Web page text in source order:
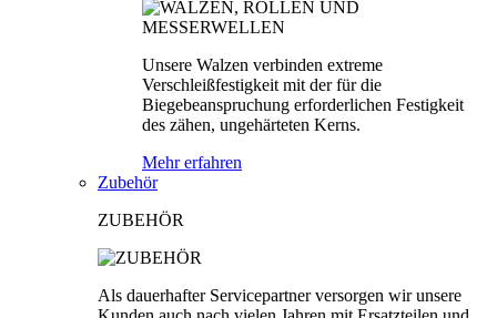
Unsere Walzen verbinden extreme
Verschleißfestigkeit mit der für die
Biegebeanspruchung erforderlichen Festigkeit
des zähen, ungehärteten Kerns.
Mehr erfahren
Zubehör
ZUBEHÖR
Als dauerhafter Servicepartner versorgen wir unsere